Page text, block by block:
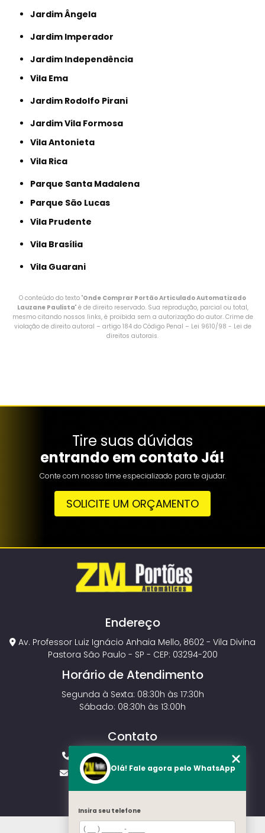
Jardim Ângela
Jardim Imperador
Jardim Independência
Vila Ema
Jardim Rodolfo Pirani
Jardim Vila Formosa
Vila Antonieta
Vila Rica
Parque Santa Madalena
Parque São Lucas
Vila Prudente
Vila Brasília
Vila Guarani
O conteúdo do texto "Onde Comprar Portão Articulado Automatizado
Lauzane Paulista" é de direito reservado. Sua reprodução, parcial ou total,
mesmo citando nossos links, é proibida sem a autorização do autor. Crime de
violação de direito autoral – artigo 184 do Código Penal – Lei 9610/98 - Lei de
direitos autorais.
Tire suas dúvidas
entrando em contato Já!
Conte com nosso time especializado para te ajudar.
SOLICITE UM ORÇAMENTO
Endereço
Av. Professor Luiz Ignácio Anhaia Mello, 8602 - Vila Divina
Pastora São Paulo - SP - CEP: 03294-200
Horário de Atendimento
Segunda à Sexta: 08:30h às 17:30h
Sábado: 08:30h às 13:00h
Contato
(11) 2143-4826
vendas.zmportoes@gmail.com
Olá! Fale agora pelo WhatsApp
Insira seu telefone